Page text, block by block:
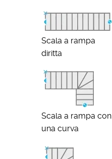
Scala a rampa
diritta
Scala a rampa con
una curva